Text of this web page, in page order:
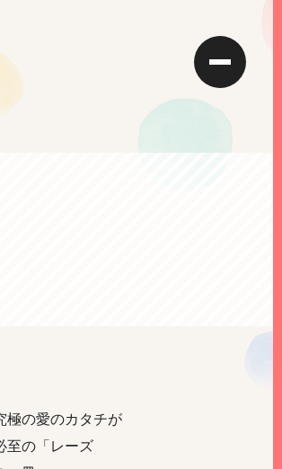
極の愛のカタチが
至の「レーズ